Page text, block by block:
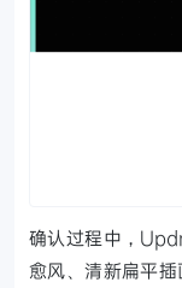
确认过程中，
愈风、清新扁平